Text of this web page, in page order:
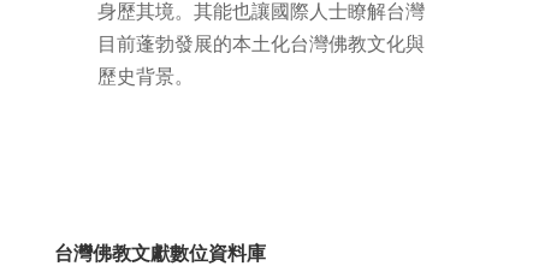
身歷其境。其能也讓國際人士瞭解台灣
目前蓬勃發展的本土化台灣佛教文化與
歷史背景。
台灣佛教文獻數位資料庫